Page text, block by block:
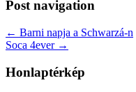
Post navigation
← Barni napja a Schwarzá-n
Soca 4ever →
Honlaptérkép